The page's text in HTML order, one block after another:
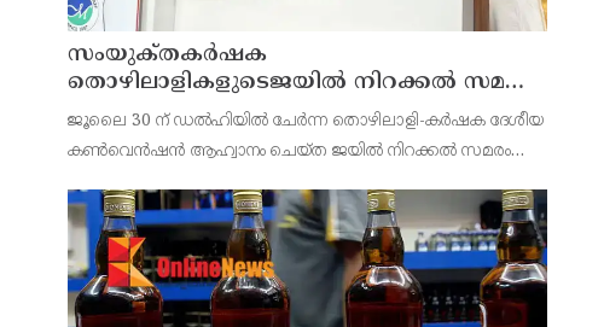
സംയുക്‌തകർഷക
തൊഴിലാളികളുടെജയിൽ നിറക്കൽ സമരം
ഓഗസ്ത് 10 ന്
ജൂലൈ 30 ന് ഡൽഹിയിൽ ചേർന്ന തൊഴിലാളി-കർഷക ദേശീയ
കൺവെൻഷൻ ആഹ്വാനം ചെയ്ത ജയിൽ നിറക്കൽ സമരം
തൊഴിലാളി സംഘടനകളുടെ സംയുക്ത ജില്ലാ സമിതി
തീരുമാനിച്ചു.ഇതിന്റെ ഭാഗമായ